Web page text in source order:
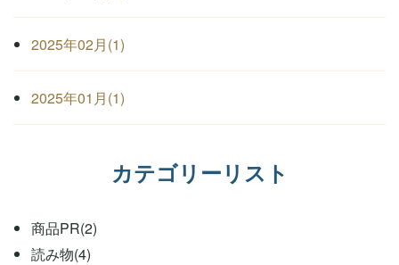
2025年02月(1)
2025年01月(1)
カテゴリーリスト
商品PR(2)
読み物(4)